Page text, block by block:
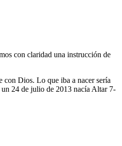
con claridad una instrucción de
con Dios. Lo que iba a nacer sería
un 24 de julio de 2013 nacía Altar 7-